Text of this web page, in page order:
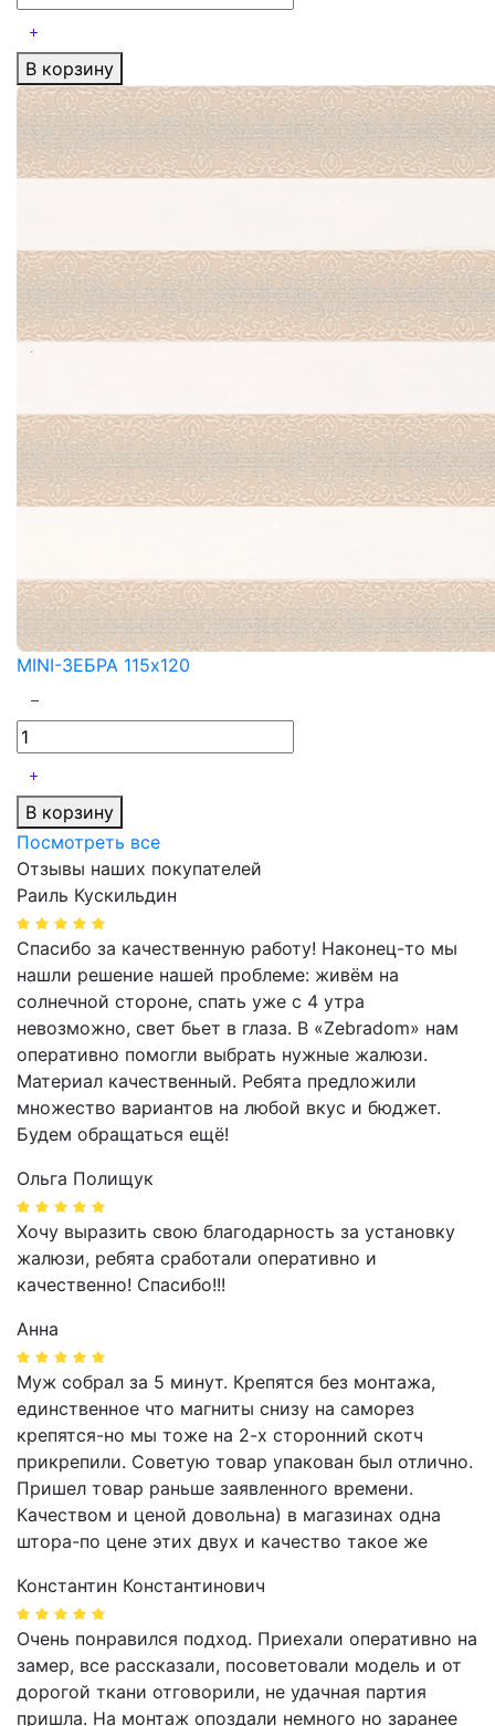
В корзину
MINI-ЗЕБРА 115x120
В корзину
Посмотреть все
Отзывы наших покупателей
Раиль Кускильдин
Спасибо за качественную работу! Наконец-то мы
нашли решение нашей проблеме: живём на
солнечной стороне, спать уже с 4 утра
невозможно, свет бьет в глаза. В «Zebradom» нам
оперативно помогли выбрать нужные жалюзи.
Материал качественный. Ребята предложили
множество вариантов на любой вкус и бюджет.
Будем обращаться ещё!
Ольга Полищук
Хочу выразить свою благодарность за установку
жалюзи, ребята сработали оперативно и
качественно! Спасибо!!!
Анна
Муж собрал за 5 минут. Крепятся без монтажа,
единственное что магниты снизу на саморез
крепятся-но мы тоже на 2-х сторонний скотч
прикрепили. Советую товар упакован был отлично.
Пришел товар раньше заявленного времени.
Качеством и ценой довольна) в магазинах одна
штора-по цене этих двух и качество такое же
Константин Константинович
Очень понравился подход. Приехали оперативно на
замер, все рассказали, посоветовали модель и от
дорогой ткани отговорили, не удачная партия
пришла. На монтаж опоздали немного но заранее